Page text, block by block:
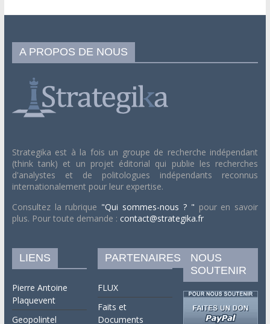
A PROPOS DE NOUS
Strategika est à la fois un groupe de recherche indépendant
(think tank) et un projet éditorial qui publie les recherches
d'analystes et de politologues indépendants reconnus
internationalement pour leur expertise.
Consultez la rubrique "Qui sommes-nous ? " pour en savoir
plus. Pour toute demande : contact@strategika.fr
LIENS
Pierre Antoine
Plaquevent
Geopolintel
PARTENAIRES
FLUX
Faits et
Documents
NOUS
SOUTENIR